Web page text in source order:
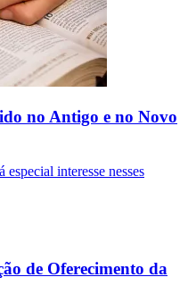
no Antigo e no Novo
especial interesse nesses
de Oferecimento da